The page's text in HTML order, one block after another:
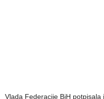
Vlada Federacije BiH